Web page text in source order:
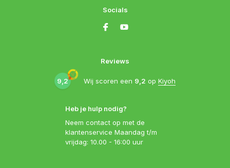
Heb je hulp nodig?
Neem contact op met de
klantenservice Maandag t/m
vrijdag: 10.00 - 16:00 uur
Reviews
9,2 Wij scoren een 9,2 op Kiyoh
Socials